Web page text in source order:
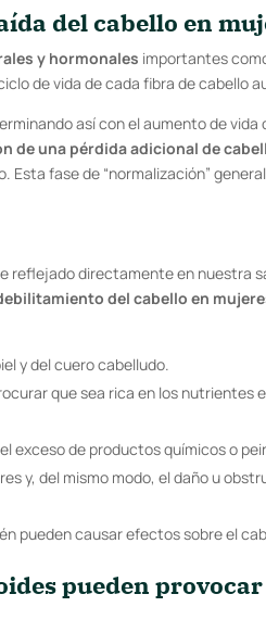
del cabello en
y hormonales importantes
de vida de cada fibra de cabello
así con el aumento de vida
de una pérdida adicional de
fase de “normalización”
reflejado directamente en nuestra
del cabello en
y del cuero cabelludo.
que sea rica en los nutrientes
exceso de productos químicos o
y, del mismo modo, el daño u
pueden causar efectos sobre el
pueden